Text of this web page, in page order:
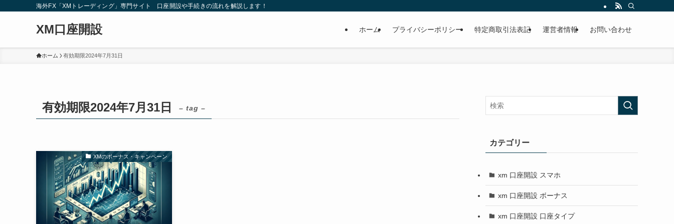
海外FX「XMトレーディング」専門サイト 口座開設や手続きの流れを解説します！
XM口座開設 ホーム プライバシーポリシー 特定商取引法表記 運営者情報 お問い合わせ
ホーム 有効期限2024年7月31日
有効期限2024年7月31日 – tag –
XMのボーナス・キャンペーン
カテゴリー
xm 口座開設 スマホ
xm 口座開設 ボーナス
xm 口座開設 口座タイプ